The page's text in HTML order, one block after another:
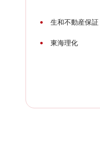
生和不動産保証
東海理化